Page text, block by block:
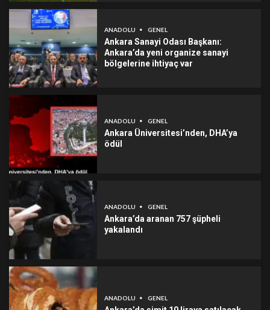
ANADOLU GENEL
Ankara Sanayi Odası Başkanı:
Ankara’da yeni organize sanayi
bölgelerine ihtiyaç var
ANADOLU GENEL
Ankara Üniversitesi’nden, DHA’ya
ödül
ANADOLU GENEL
Ankara’da aranan 757 şüpheli
yakalandı
ANADOLU GENEL